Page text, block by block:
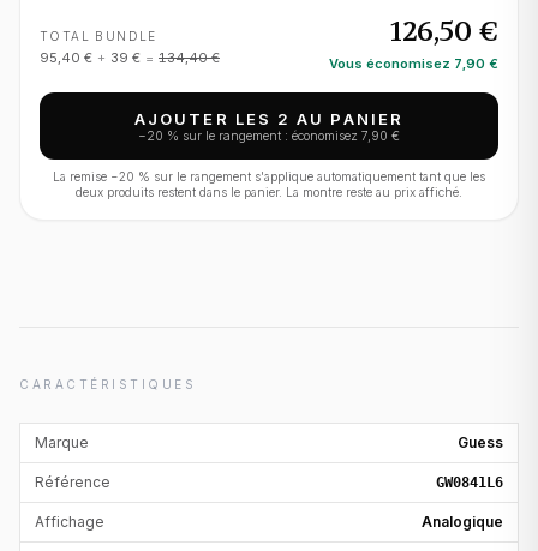
TOTAL BUNDLE
95,40 € + 39 € = 134,40 €
126,50 €
Vous économisez 7,90 €
AJOUTER LES 2 AU PANIER
−20 % sur le rangement : économisez 7,90 €
La remise −20 % sur le rangement s'applique automatiquement tant que les
deux produits restent dans le panier. La montre reste au prix affiché.
CARACTÉRISTIQUES
Marque Guess
Référence GW0841L6
Affichage Analogique